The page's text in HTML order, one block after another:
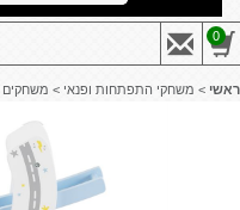
0
ראשי > משחקי התפתחות ופנאי > משחקים